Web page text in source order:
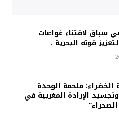
سباق لاقتناء غواصات
قوته البحرية .
الخضراء: ملحمة الوحدة
الإرادة المغربية في